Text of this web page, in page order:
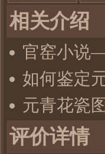
相关介绍
官窑小说
如何鉴定
元青花瓷
评价详情